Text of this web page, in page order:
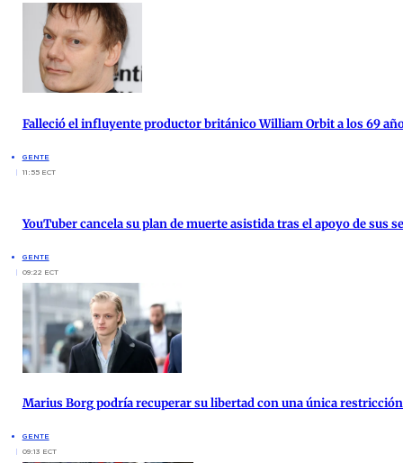
Falleció el influyente productor británico William Orbit a los 69
GENTE
11:55 ECT
YouTuber cancela su plan de muerte asistida tras el apoyo de sus
GENTE
09:22 ECT
Marius Borg podría recuperar su libertad con una única
GENTE
09:13 ECT